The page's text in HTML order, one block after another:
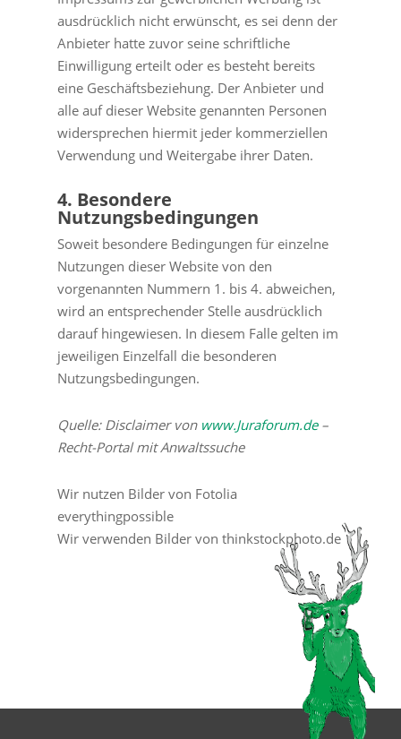
ausdrücklich nicht erwünscht, es sei denn der
Anbieter hatte zuvor seine schriftliche
Einwilligung erteilt oder es besteht bereits
eine Geschäftsbeziehung. Der Anbieter und
alle auf dieser Website genannten Personen
widersprechen hiermit jeder kommerziellen
Verwendung und Weitergabe ihrer Daten.
4. Besondere
Nutzungsbedingungen
Soweit besondere Bedingungen für einzelne
Nutzungen dieser Website von den
vorgenannten Nummern 1. bis 4. abweichen,
wird an entsprechender Stelle ausdrücklich
darauf hingewiesen. In diesem Falle gelten im
jeweiligen Einzelfall die besonderen
Nutzungsbedingungen.
Quelle: Disclaimer von www.Juraforum.de–
Recht-Portal mit Anwaltssuche
Wir nutzen Bilder von Fotolia
everythingpossible
Wir verwenden Bilder von thinkstockphoto.de